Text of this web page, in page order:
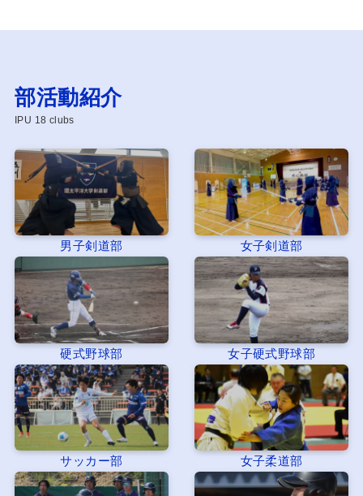
部活動紹介
IPU 18 clubs
男子剣道部 女子剣道部
硬式野球部 女子硬式野球部
サッカー部 女子柔道部